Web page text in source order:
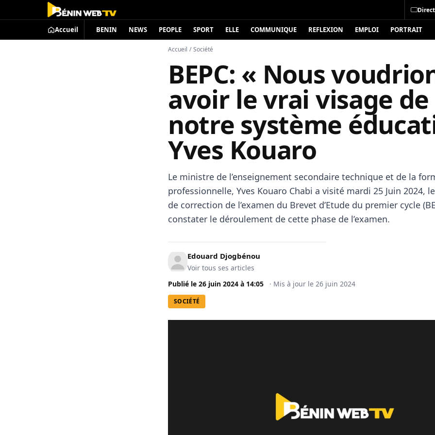
Accueil BENIN NEWS PEOPLE SPORT ELLE COMMUNIQUE REFLEXION EMPLOI PORTRAIT
Accueil / Société
BEPC: « Nous
avoir le vrai visage de
notre système
Yves Kouaro
Le ministre de l’enseignement secondaire technique et de la
professionnelle, Yves Kouaro Chabi a visité mardi 25 Juin 2024,
de correction de l’examen du Brevet d’Etude du premier cycle
constater le déroulement de cette phase de l’examen.
Edouard Djogbénou
Voir tous ses articles
Publié le 26 juin 2024 à 14:05 · Mis à jour le 26 juin 2024
SOCIÉTÉ